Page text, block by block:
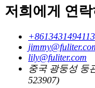
저희에게 연
+8613431494113
lily@fuliter.com
중국 광둥성 둥
523907)